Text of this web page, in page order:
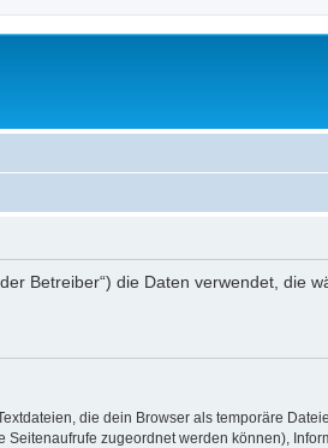
Betreiber“) die Daten verwendet, die
die dein Browser als temporäre
zugeordnet werden können),